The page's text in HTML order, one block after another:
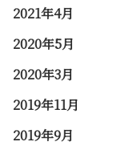
2021年4月
2020年5月
2020年3月
2019年11月
2019年9月